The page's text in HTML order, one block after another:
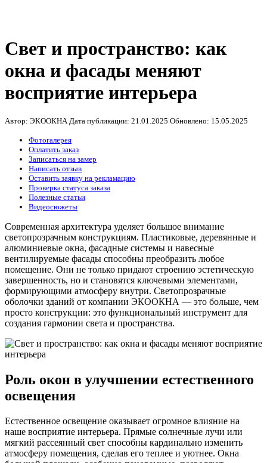
Свет и пространство: как
окна и фасады меняют
восприятие интерьера
Автор: ЭКООКНА Дата публикации: 21.01.2025 Обновлено: 15.05.2025
Фотогалерея
Оплатить заказ
Записаться на замер
Написать отзыв
Оставить заявку на рекламацию
Проверка статуса заказа
Полезные статьи
Видеосюжеты
Современная архитектура уделяет большое внимание
светопрозрачным конструкциям. Пластиковые, деревянные и
алюминиевые окна, фасадные системы и навесные
вентилируемые фасады способны преобразить любое
помещение. Они не только придают строению эстетическую
завершенность, но и становятся ключевыми элементами,
формирующими атмосферу внутри. Светопрозрачные
оболочки зданий от компании ЭКООКНА — это больше, чем
просто конструкции: это функциональный инструмент для
создания гармонии света и пространства.
Роль окон в улучшении естественного
освещения
Естественное освещение оказывает огромное влияние на
наше восприятие интерьера. Прямые солнечные лучи или
мягкий рассеянный свет способны кардинально изменить
атмосферу помещения, сделав его теплее и уютнее. Окна